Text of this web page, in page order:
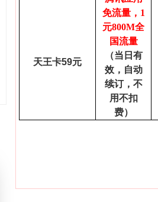
天王卡59元
免流量，1
元800M全
国流量
（当日有
效，自动
续订，不
用不扣
费）